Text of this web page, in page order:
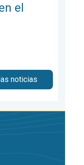
el
noticias